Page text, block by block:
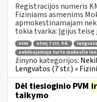
Registracijos numeris
Fiziniams asmenims
apmokestinamajam
tokia tvarka: Įgijus teisę
ntm ntmį 7 str. 4 d.
nekilnojamojo turto mokesčio
žinyno kategorijos:
Lengvatos (7 str.) »
Dėl tiesioginio PVM ir
taikymo